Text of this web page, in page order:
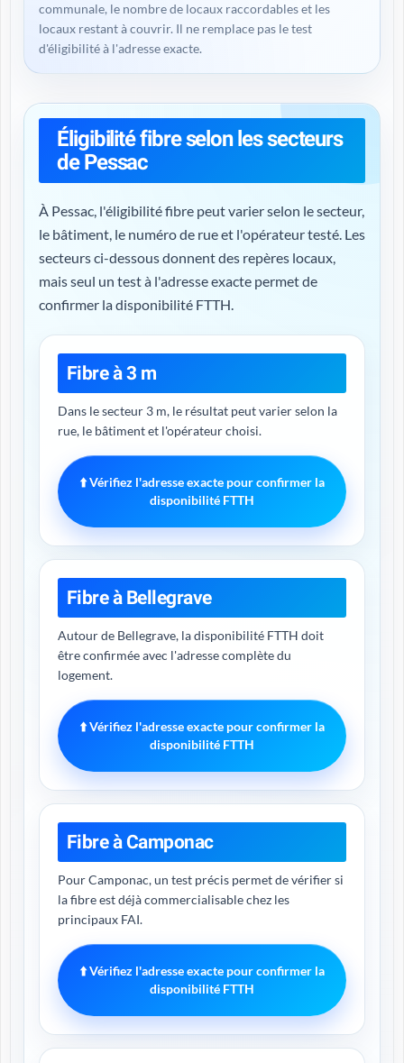
communale, le nombre de locaux raccordables et les
locaux restant à couvrir. Il ne remplace pas le test
d'éligibilité à l'adresse exacte.
Éligibilité fibre selon les secteurs
de Pessac
À Pessac, l'éligibilité fibre peut varier selon le secteur,
le bâtiment, le numéro de rue et l'opérateur testé. Les
secteurs ci-dessous donnent des repères locaux,
mais seul un test à l'adresse exacte permet de
confirmer la disponibilité FTTH.
Fibre à 3 m
Dans le secteur 3 m, le résultat peut varier selon la
rue, le bâtiment et l'opérateur choisi.
⬆️ Vérifiez l'adresse exacte pour confirmer la
disponibilité FTTH
Fibre à Bellegrave
Autour de Bellegrave, la disponibilité FTTH doit
être confirmée avec l'adresse complète du
logement.
⬆️ Vérifiez l'adresse exacte pour confirmer la
disponibilité FTTH
Fibre à Camponac
Pour Camponac, un test précis permet de vérifier si
la fibre est déjà commercialisable chez les
principaux FAI.
⬆️ Vérifiez l'adresse exacte pour confirmer la
disponibilité FTTH